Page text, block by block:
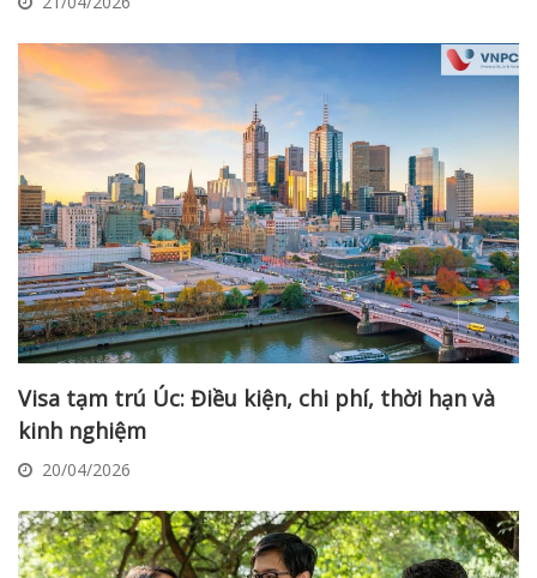
Visa tạm trú Úc: Điều kiện, chi phí, thời hạn và
kinh nghiệm
20/04/2026